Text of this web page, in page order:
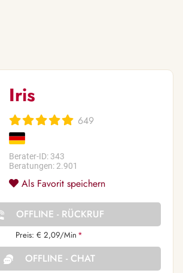
Iris
649
Berater-ID: 343
Beratungen: 2.901
Als Favorit speichern
OFFLINE - RÜCKRUF
Preis: € 2,09/Min *
OFFLINE - CHAT